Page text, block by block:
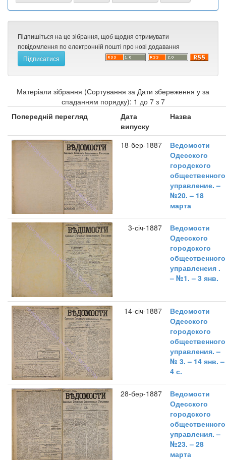
Підпишіться на це зібрання, щоб щодня отримувати
повідомлення по електронній пошті про нові додавання
Матеріали зібрання (Сортування за Дати збереження у за
спаданням порядку): 1 до 7 з 7
Попередній перегляд
Дата
випуску
Назва
18-бер-1887
Ведомости
Одесского
городского
общественного
управление. –
№20. – 18
марта
3-січ-1887
Ведомости
Одесского
городского
общественного
управленеия .
– №1. – 3 янв.
14-січ-1887
Ведомости
Одесского
городского
общественного
управления. –
№ 3. – 14 янв. –
4 с.
28-бер-1887
Ведомости
Одесского
городского
общественного
управления. –
№23. – 28
марта